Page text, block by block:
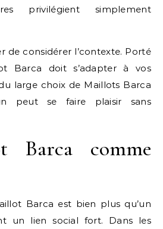
privilégient simplement
de considérer l’contexte. Porté
Barca doit s’adapter à vos
large choix de Maillots Barca
peut se faire plaisir sans
Barca comme
Barca est bien plus qu’un
un lien social fort. Dans les